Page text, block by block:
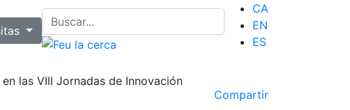
CA
EN
ES
las VIII Jornadas de Innovación
Compartir